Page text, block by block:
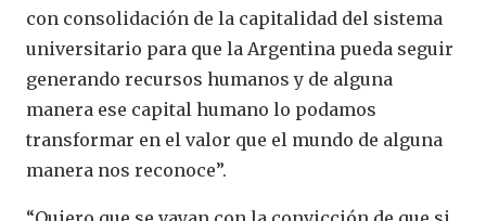
con consolidación de la capitalidad del sistema
universitario para que la Argentina pueda seguir
generando recursos humanos y de alguna
manera ese capital humano lo podamos
transformar en el valor que el mundo de alguna
manera nos reconoce”.